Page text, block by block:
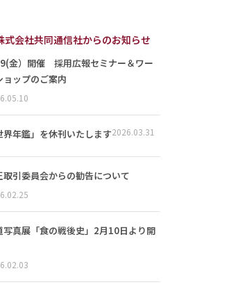
式会社共同通信社からのお知らせ
金）開催 採用広報セミナー＆ワー
ョップのご案内
界年鑑」を休刊いたします2026.03.31
取引委員会からの勧告について
写真展「食の戦後史」2月10日より開